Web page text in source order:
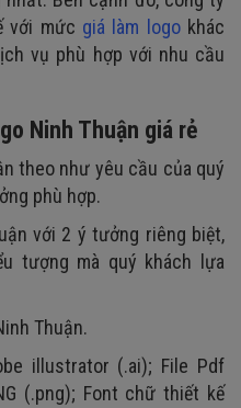
với mức giá làm logokhác
vụ phù hợp với nhu cầu
Ninh Thuận giá rẻ
theo như yêu cầu của quý
phù hợp.
với 2 ý tưởng riêng biệt,
tượng mà quý khách lựa
Thuận.
illustrator (.ai); File Pdf
(.png); Font chữ thiết kế